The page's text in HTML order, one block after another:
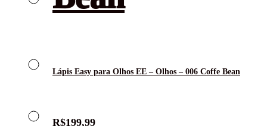
Lápis Easy para Olhos EE – Olhos – 006 Coffe Bean
R$199,99